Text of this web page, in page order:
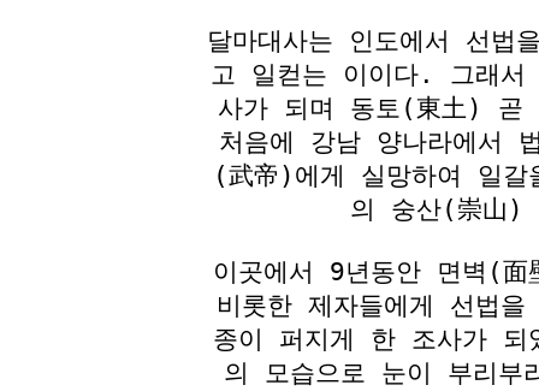
달마대사는 인도에서 선법
고 일컫는 이이다. 그래
사가 되며 동토(東土) 곧
처음에 강남 양나라에서
(武帝)에게 실망하여 일
의 숭산(崇山)
이곳에서 9년동안 면벽(
비롯한 제자들에게 선법
종이 퍼지게 한 조사가
의 모습으로 눈이 부리부